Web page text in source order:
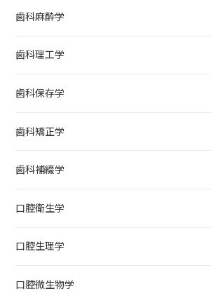
歯科麻酔学
歯科理工学
歯科保存学
歯科矯正学
歯科補綴学
口腔衛生学
口腔生理学
口腔微生物学